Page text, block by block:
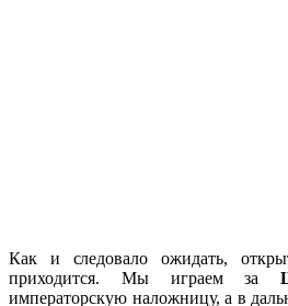
Как и следовало ожидать,
приходится. Мы играем за
императорскую наложницу, а в